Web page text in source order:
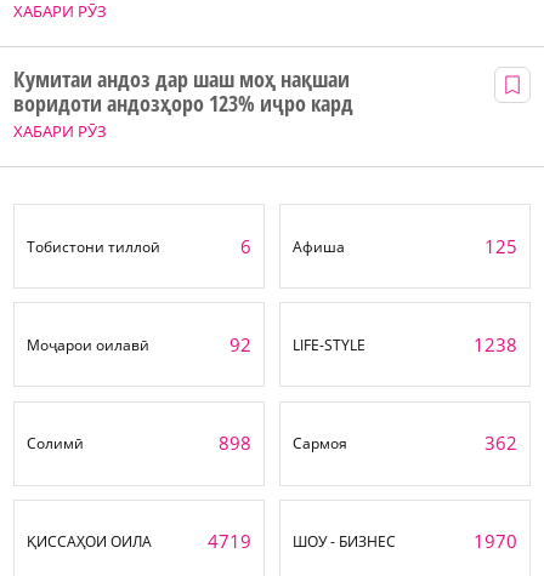
ХАБАРИ РӮЗ
ХАБАРИ РӮЗ
Кумитаи андоз дар шаш моҳ нақшаи
воридоти андозҳоро 123% иҷро кард
Тобистони тиллоӣ 6 Афиша 125
Моҷарои оилавӣ 92 LIFE-STYLE 1238
Солимӣ 898 Сармоя 362
ҚИССАҲОИ ОИЛА 4719 ШОУ - БИЗНЕС 1970